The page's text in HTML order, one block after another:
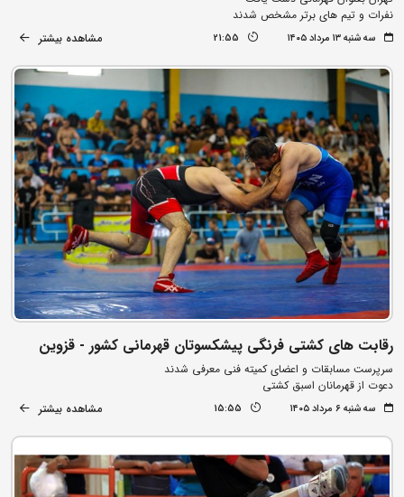
نفرات و تیم های برتر مشخص شدند
سه شنبه ۱۳ مرداد ۱۴۰۵ 21:55 مشاهده بیشتر
رقابت های کشتی فرنگی پیشکسوتان قهرمانی کشور - قزوین
سرپرست مسابقات و اعضای کمیته فنی معرفی شدند
دعوت از قهرمانان اسبق کشتی
سه شنبه ۶ مرداد ۱۴۰۵ 15:55 مشاهده بیشتر